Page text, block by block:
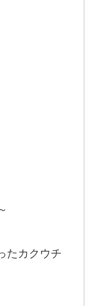
たカクウチ